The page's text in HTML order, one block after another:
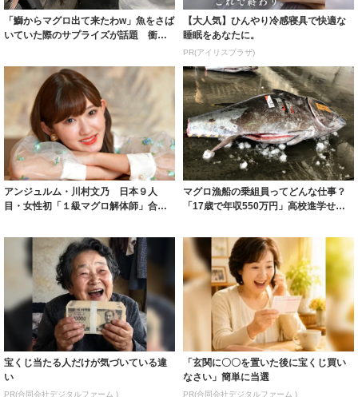
「鰤からマグロ出て来たわw」魚をさば
いていた際のサプライズが話題 衝撃
【大人気】ひんやり冷感寝具で快適な
睡眠をあなたに。
PR(アイリスプラザ)
アンジュルム・川村文乃 日本９人
目・女性初「１級マグロ解体師」合格
マグロ漁船の乗組員ってどんな仕事？
「17歳で年収550万円」高校進学せず
宝くじ当たる人だけが気づいている違
い
PR(合同会社デジタルファーム )
「玄関に〇〇を置いた後に宝くじ買い
なさい」簡単に当選
PR(合同会社デジタルファーム )